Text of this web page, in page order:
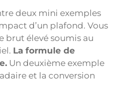
deux mini exemples
d’un plafond. Vous
brut élevé soumis au
La formule de
Un deuxième exemple
et la conversion